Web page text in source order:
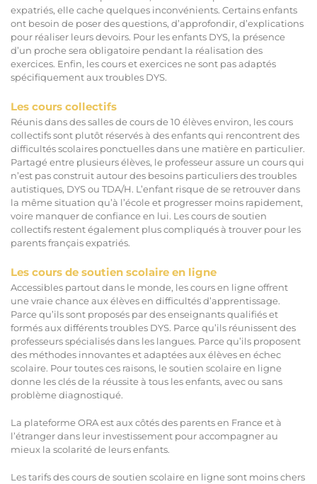
expatriés, elle cache quelques inconvénients. Certains enfants
ont besoin de poser des questions, d’approfondir, d’explications
pour réaliser leurs devoirs. Pour les enfants DYS, la présence
d’un proche sera obligatoire pendant la réalisation des
exercices. Enfin, les cours et exercices ne sont pas adaptés
spécifiquement aux troubles DYS.
Les cours collectifs
Réunis dans des salles de cours de 10 élèves environ, les cours
collectifs sont plutôt réservés à des enfants qui rencontrent des
difficultés scolaires ponctuelles dans une matière en particulier.
Partagé entre plusieurs élèves, le professeur assure un cours qui
n’est pas construit autour des besoins particuliers des troubles
autistiques, DYS ou TDA/H. L’enfant risque de se retrouver dans
la même situation qu’à l’école et progresser moins rapidement,
voire manquer de confiance en lui. Les cours de soutien
collectifs restent également plus compliqués à trouver pour les
parents français expatriés.
Les cours de soutien scolaire en ligne
Accessibles partout dans le monde, les cours en ligne offrent
une vraie chance aux élèves en difficultés d’apprentissage.
Parce qu’ils sont proposés par des enseignants qualifiés et
formés aux différents troubles DYS. Parce qu’ils réunissent des
professeurs spécialisés dans les langues. Parce qu’ils proposent
des méthodes innovantes et adaptées aux élèves en échec
scolaire. Pour toutes ces raisons, le soutien scolaire en ligne
donne les clés de la réussite à tous les enfants, avec ou sans
problème diagnostiqué.
La plateforme ORA est aux côtés des parents en France et à
l’étranger dans leur investissement pour accompagner au
mieux la scolarité de leurs enfants.
Les tarifs des cours de soutien scolaire en ligne sont moins chers